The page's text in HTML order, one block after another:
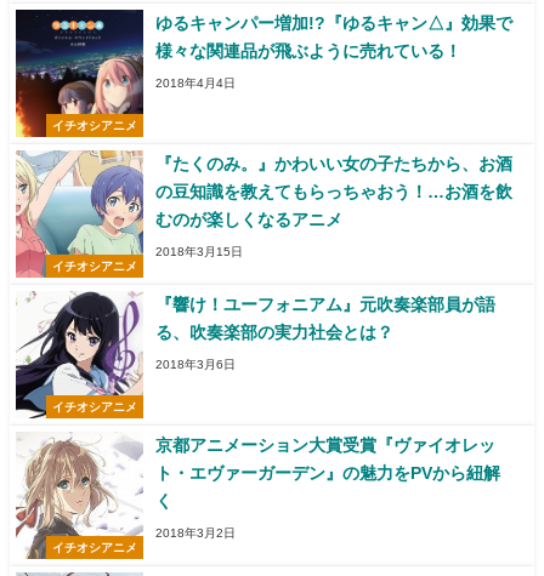
イチオシアニメ
ゆるキャンパー増加!?『ゆるキャン△』効果で
様々な関連品が飛ぶように売れている！
2018年4月4日
イチオシアニメ
『たくのみ。』かわいい女の子たちから、お酒
の豆知識を教えてもらっちゃおう！…お酒を飲
むのが楽しくなるアニメ
2018年3月15日
イチオシアニメ
『響け！ユーフォニアム』元吹奏楽部員が語
る、吹奏楽部の実力社会とは？
2018年3月6日
イチオシアニメ
京都アニメーション大賞受賞『ヴァイオレッ
ト・エヴァーガーデン』の魅力をPVから紐解
く
2018年3月2日